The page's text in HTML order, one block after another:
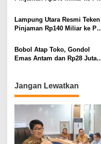
Perbaikan Jalan Butuh Waktu
Bertahun-tahun
Lampung Utara Resmi Teken
Pinjaman Rp140 Miliar ke PT
Jalan
Bobol Atap Toko, Gondol
Emas Antam dan Rp28 Juta!
Kotabumi Kota Bekuk
Komplotan Curat
Jangan Lewatkan